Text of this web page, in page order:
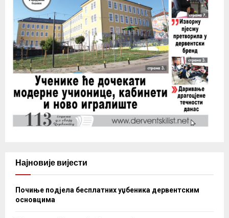
Најновије вијести
Почиње подјела бесплатних уџбеника дервентским
основцима